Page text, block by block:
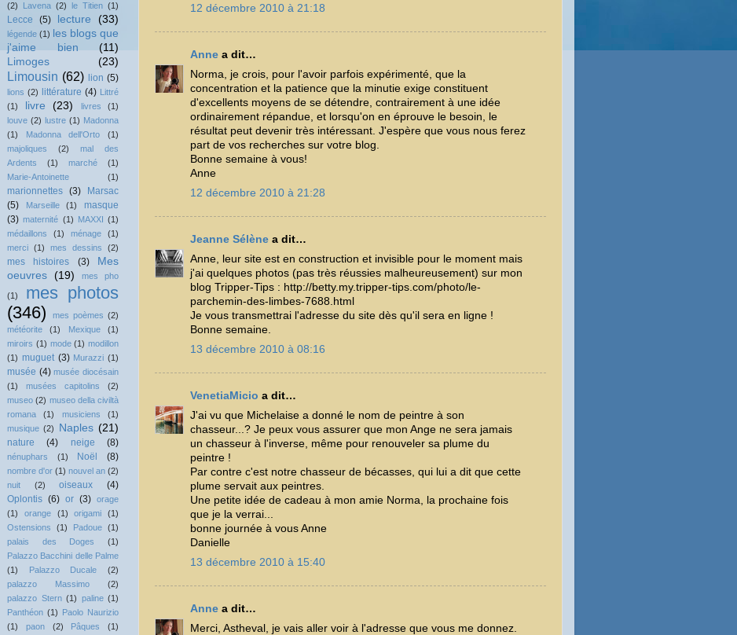
12 décembre 2010 à 21:18
Anne a dit…
Norma, je crois, pour l'avoir parfois expérimenté, que la
concentration et la patience que la minutie exige constituent
d'excellents moyens de se détendre, contrairement à une idée
ordinairement répandue, et lorsqu'on en éprouve le besoin, le
résultat peut devenir très intéressant. J'espère que vous nous ferez
part de vos recherches sur votre blog.
Bonne semaine à vous!
Anne
12 décembre 2010 à 21:28
Jeanne Sélène a dit…
Anne, leur site est en construction et invisible pour le moment mais
j'ai quelques photos (pas très réussies malheureusement) sur mon
blog Tripper-Tips : http://betty.my.tripper-tips.com/photo/le-
parchemin-des-limbes-7688.html
Je vous transmettrai l'adresse du site dès qu'il sera en ligne !
Bonne semaine.
13 décembre 2010 à 08:16
VenetiaMicio a dit…
J'ai vu que Michelaise a donné le nom de peintre à son
chasseur...? Je peux vous assurer que mon Ange ne sera jamais
un chasseur à l'inverse, même pour renouveler sa plume du
peintre !
Par contre c'est notre chasseur de bécasses, qui lui a dit que cette
plume servait aux peintres.
Une petite idée de cadeau à mon amie Norma, la prochaine fois
que je la verrai...
bonne journée à vous Anne
Danielle
13 décembre 2010 à 15:40
Anne a dit…
Merci, Astheval, je vais aller voir à l'adresse que vous me donnez.
(2)
Lavena (2) le Titien (1)
Lecce (5) lecture (33)
légende (1) les blogs que
j'aime bien
(11)
Limoges
(23)
Limousin (62) lion (5)
lions (2) littérature (4)
Littré
(1)
livre (23) livres
(1)
louve (2) lustre (1) Madonna
(1)
Madonna dell'Orto
(1)
majoliques
(2)
mal des
Ardents
(1) marché
(1)
Marie-Antoinette
(1)
marionnettes (3)
Marsac
(5)
Marseille (1)
masque
(3) maternité (1) MAXXI
(1)
médaillons
(1) ménage
(1)
merci (1) mes dessins (2)
mes histoires (3)
Mes
oeuvres (19) mes pho
(1)
mes photos
(346)
mes poèmes (2)
météorite
(1) Mexique
(1)
miroirs (1) mode (1) modillon
(1) muguet (3) Murazzi (1)
musée (4) musée diocésain
(1)
musées capitolins
(2)
museo (2) museo della civiltà
romana
(1) musiciens
(1)
musique (2) Naples (21)
nature (4) neige (8)
nénuphars (1) Noël (8)
nombre d'or (1) nouvel an (2)
nuit
(2) oiseaux
(4)
Oplontis (6) or (3) orage
(1)
orange (1) origami
(1)
Ostensions
(1) Padoue (1)
palais des Doges
(1)
Palazzo Bacchini delle Palme
(1)
Palazzo Ducale
(2)
palazzo Massimo
(2)
palazzo Stern (1) paline (1)
Panthéon (1)
Paolo Naurizio
(1)
paon (2) Pâques
(1)